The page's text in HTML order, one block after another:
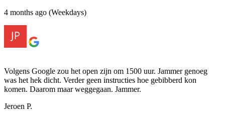
4 months ago (Weekdays)
Volgens Google zou het open zijn om 1500 uur. Jammer genoeg
was het hek dicht. Verder geen instructies hoe gebibberd kon
komen. Daarom maar weggegaan. Jammer.
Jeroen P.